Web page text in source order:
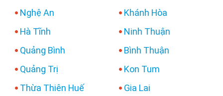
Nghệ An
Hà Tĩnh
Quảng Bình
Quảng Trị
Thừa Thiên Huế
Khánh Hòa
Ninh Thuận
Bình Thuận
Kon Tum
Gia Lai